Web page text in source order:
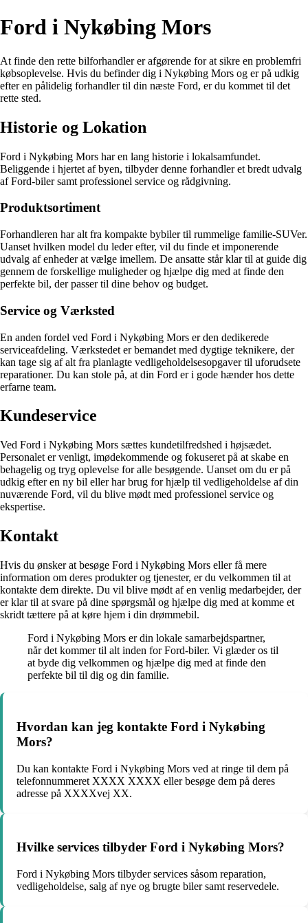
Ford i Nykøbing Mors
At finde den rette bilforhandler er afgørende for at sikre en problemfri
købsoplevelse. Hvis du befinder dig i Nykøbing Mors og er på udkig
efter en pålidelig forhandler til din næste Ford, er du kommet til det
rette sted.
Historie og Lokation
Ford i Nykøbing Mors har en lang historie i lokalsamfundet.
Beliggende i hjertet af byen, tilbyder denne forhandler et bredt udvalg
af Ford-biler samt professionel service og rådgivning.
Produktsortiment
Forhandleren har alt fra kompakte bybiler til rummelige familie-SUVer.
Uanset hvilken model du leder efter, vil du finde et imponerende
udvalg af enheder at vælge imellem. De ansatte står klar til at guide dig
gennem de forskellige muligheder og hjælpe dig med at finde den
perfekte bil, der passer til dine behov og budget.
Service og Værksted
En anden fordel ved Ford i Nykøbing Mors er den dedikerede
serviceafdeling. Værkstedet er bemandet med dygtige teknikere, der
kan tage sig af alt fra planlagte vedligeholdelsesopgaver til uforudsete
reparationer. Du kan stole på, at din Ford er i gode hænder hos dette
erfarne team.
Kundeservice
Ved Ford i Nykøbing Mors sættes kundetilfredshed i højsædet.
Personalet er venligt, imødekommende og fokuseret på at skabe en
behagelig og tryg oplevelse for alle besøgende. Uanset om du er på
udkig efter en ny bil eller har brug for hjælp til vedligeholdelse af din
nuværende Ford, vil du blive mødt med professionel service og
ekspertise.
Kontakt
Hvis du ønsker at besøge Ford i Nykøbing Mors eller få mere
information om deres produkter og tjenester, er du velkommen til at
kontakte dem direkte. Du vil blive mødt af en venlig medarbejder, der
er klar til at svare på dine spørgsmål og hjælpe dig med at komme et
skridt tættere på at køre hjem i din drømmebil.
Ford i Nykøbing Mors er din lokale samarbejdspartner,
når det kommer til alt inden for Ford-biler. Vi glæder os til
at byde dig velkommen og hjælpe dig med at finde den
perfekte bil til dig og din familie.
Hvordan kan jeg kontakte Ford i Nykøbing
Mors?
Du kan kontakte Ford i Nykøbing Mors ved at ringe til dem på
telefonnummeret XXXX XXXX eller besøge dem på deres
adresse på XXXXvej XX.
Hvilke services tilbyder Ford i Nykøbing Mors?
Ford i Nykøbing Mors tilbyder services såsom reparation,
vedligeholdelse, salg af nye og brugte biler samt reservedele.